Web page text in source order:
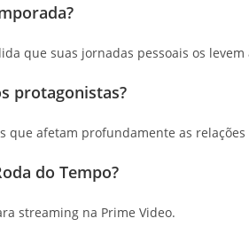
que suas jornadas pessoais os
protagonistas?
que afetam profundamente as
do Tempo?
streaming na Prime Video.